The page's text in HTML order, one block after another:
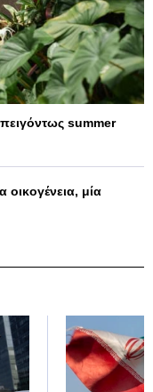
summer
οικογένεια, μία